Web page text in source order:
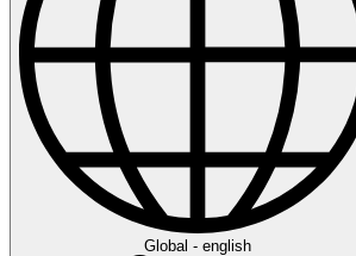
Global - english